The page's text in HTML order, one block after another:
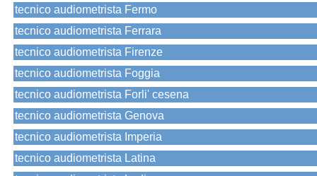
tecnico audiometrista Fermo
tecnico audiometrista Ferrara
tecnico audiometrista Firenze
tecnico audiometrista Foggia
tecnico audiometrista Forli' cesena
tecnico audiometrista Genova
tecnico audiometrista Imperia
tecnico audiometrista Latina